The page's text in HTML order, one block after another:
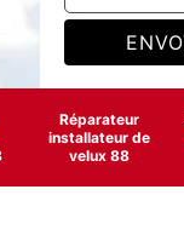
Réparateur
installateur de
velux 88